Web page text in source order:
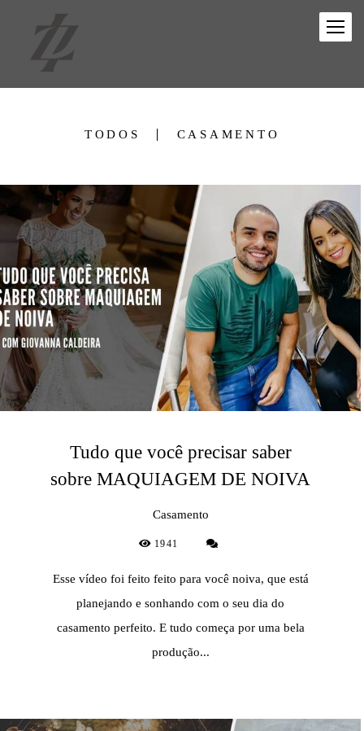
TODOS CASAMENTO
Tudo que você precisar saber
sobre MAQUIAGEM DE NOIVA
Casamento
1941
Esse vídeo foi feito feito para você noiva, que está
planejando e sonhando com o seu dia do
casamento perfeito. E tudo começa por uma bela
produção...